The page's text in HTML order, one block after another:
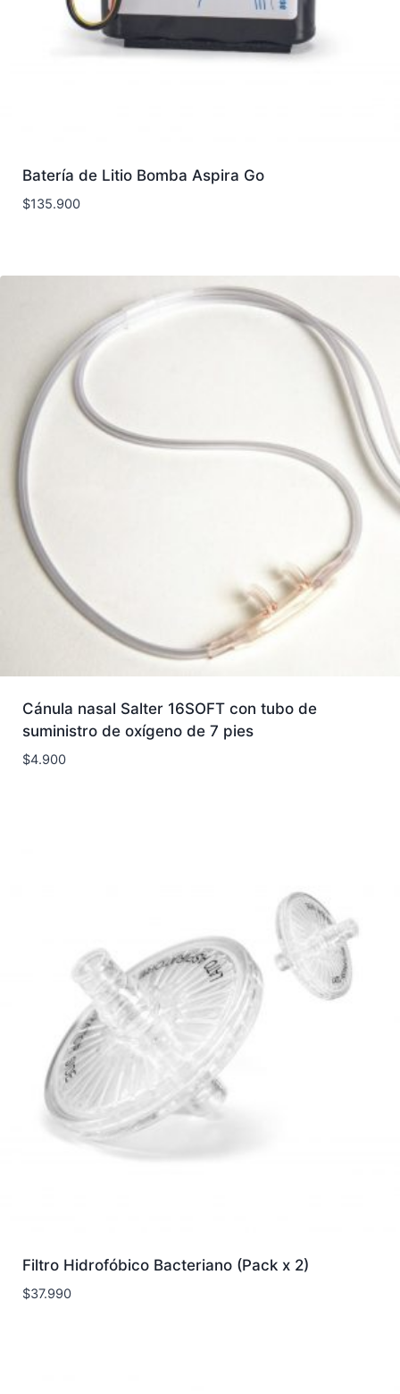
Batería de Litio Bomba Aspira Go
$135.900
Cánula nasal Salter 16SOFT con tubo de
suministro de oxígeno de 7 pies
$4.900
Filtro Hidrofóbico Bacteriano (Pack x 2)
$37.990